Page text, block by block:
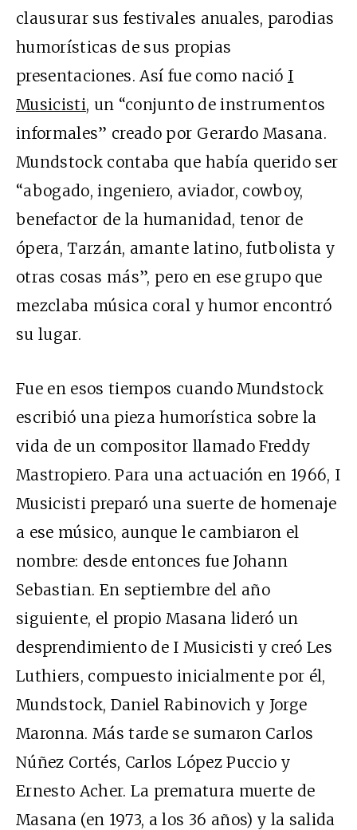
clausurar sus festivales anuales, parodias
humorísticas de sus propias
presentaciones. Así fue como nació I
Musicisti, un “conjunto de instrumentos
informales” creado por Gerardo Masana.
Mundstock contaba que había querido ser
“abogado, ingeniero, aviador, cowboy,
benefactor de la humanidad, tenor de
ópera, Tarzán, amante latino, futbolista y
otras cosas más”, pero en ese grupo que
mezclaba música coral y humor encontró
su lugar.
Fue en esos tiempos cuando Mundstock
escribió una pieza humorística sobre la
vida de un compositor llamado Freddy
Mastropiero. Para una actuación en 1966, I
Musicisti preparó una suerte de homenaje
a ese músico, aunque le cambiaron el
nombre: desde entonces fue Johann
Sebastian. En septiembre del año
siguiente, el propio Masana lideró un
desprendimiento de I Musicisti y creó Les
Luthiers, compuesto inicialmente por él,
Mundstock, Daniel Rabinovich y Jorge
Maronna. Más tarde se sumaron Carlos
Núñez Cortés, Carlos López Puccio y
Ernesto Acher. La prematura muerte de
Masana (en 1973, a los 36 años) y la salida